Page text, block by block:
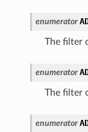
enumerator
The filter
enumerator
The filter
enumerator